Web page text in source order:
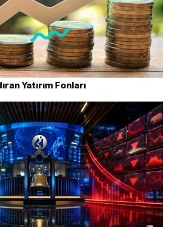
Yatırım Fonları